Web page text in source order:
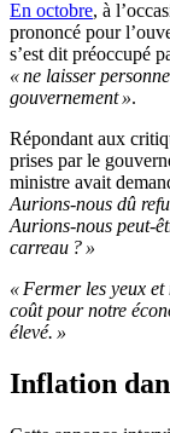
En octobre, à
prononcé pour
s’est dit préoccupé
« ne laisser
gouvernement ».
Répondant aux
prises par le
ministre avait
Aurions-nous dû
Aurions-nous peut-
carreau ? »
« Fermer les yeux
coût pour notre
élevé. »
Inflation